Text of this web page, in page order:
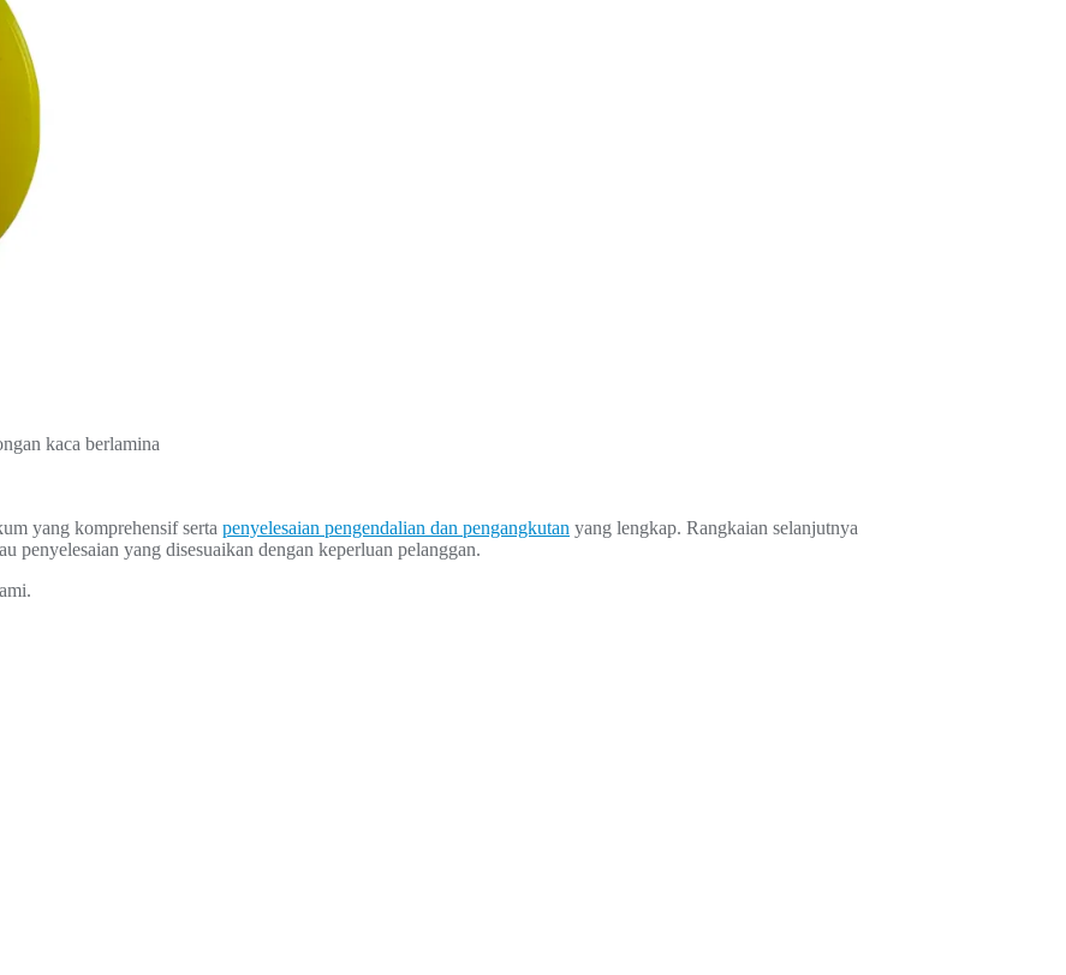
kaca berlamina
yang komprehensif serta penyelesaian pengendalian dan pengangkutan yang lengkap. Rangkaian selanjutnya
penyelesaian yang disesuaikan dengan keperluan pelanggan.